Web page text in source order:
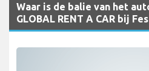
Waar is de balie van het
GLOBAL RENT A CAR bij